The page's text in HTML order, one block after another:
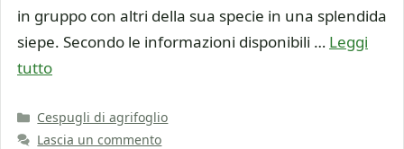
in gruppo con altri della sua specie in una splendida
siepe. Secondo le informazioni disponibili … Leggi
tutto
Categorie
Cespugli di agrifoglio
Lascia un commento